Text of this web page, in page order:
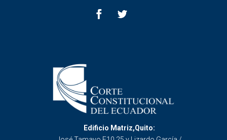
Edificio Matriz,Quito: